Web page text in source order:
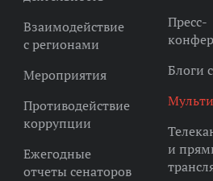
Взаимодействие
с регионами
Мероприятия
Противодействие
коррупции
Ежегодные
отчеты сенаторов
Пресс-
Блоги
и